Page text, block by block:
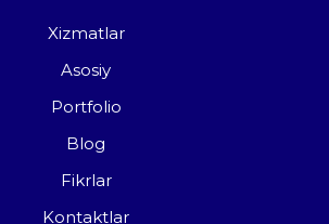
Xizmatlar
Asosiy
Portfolio
Blog
Fikrlar
Kontaktlar